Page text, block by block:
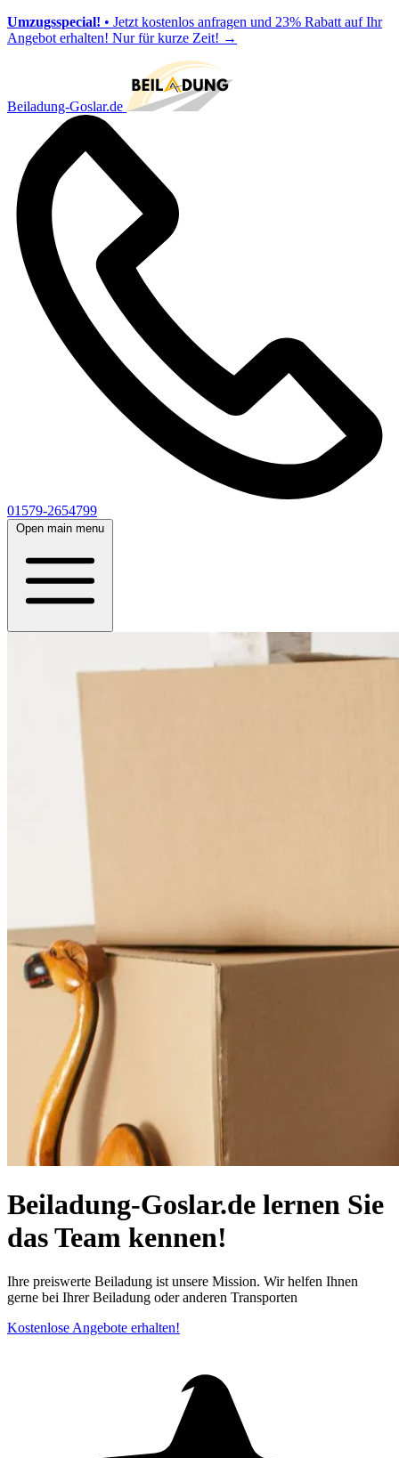
Umzugsspecial! • Jetzt kostenlos anfragen und 23% Rabatt auf Ihr
Angebot erhalten! Nur für kurze Zeit! →
Beiladung-Goslar.de
01579-2654799
Open main menu
Beiladung-Goslar.de lernen Sie
das Team kennen!
Ihre preiswerte Beiladung ist unsere Mission. Wir helfen Ihnen
gerne bei Ihrer Beiladung oder anderen Transporten
Kostenlose Angebote erhalten!